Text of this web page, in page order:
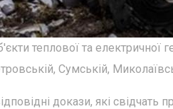
теплової та електричної
Сумській,
докази, які свідчать